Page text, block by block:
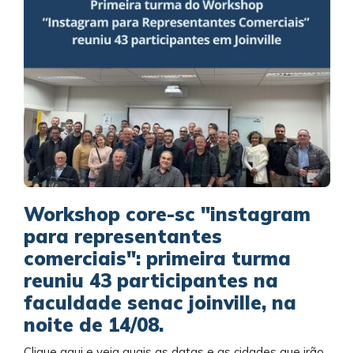
Workshop core-sc "instagram
para representantes
comerciais": primeira turma
reuniu 43 participantes na
faculdade senac joinville, na
noite de 14/08.